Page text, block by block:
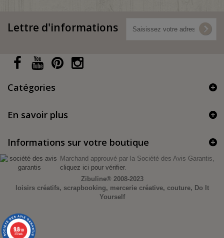
Lettre d'informations
Catégories
En savoir plus
Informations sur votre boutique
Marchand approuvé par la Société des Avis Garantis,
cliquez ici pour vérifier.
Zibuline® 2008-2023
loisirs créatifs, scrapbooking, mercerie créative, couture, Do It
Yourself
9.8/10
370 avis